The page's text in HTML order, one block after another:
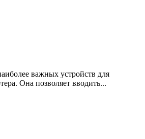
важных устройств для
Она позволяет вводить...